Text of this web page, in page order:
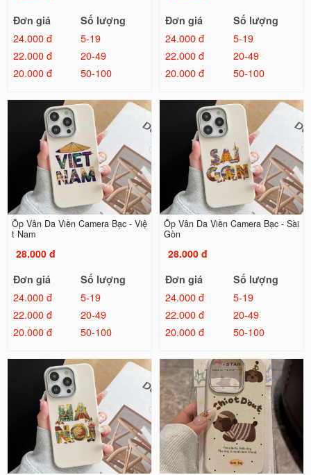
Đơn giá
Số lượng
24.000 đ
5-19
22.000 đ
20-49
20.000 đ
50-100
Đơn giá
Số lượng
24.000 đ
5-19
22.000 đ
20-49
20.000 đ
50-100
Ốp Vân Da Viền Camera Bạc - Việ
t Nam
28.000 đ
Đơn giá
Số lượng
24.000 đ
5-19
22.000 đ
20-49
20.000 đ
50-100
Ốp Vân Da Viền Camera Bạc - Sài
Gòn
28.000 đ
Đơn giá
Số lượng
24.000 đ
5-19
22.000 đ
20-49
20.000 đ
50-100